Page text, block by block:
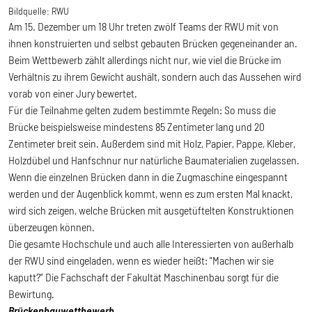
Bildquelle: RWU
Am 15. Dezember um 18 Uhr treten zwölf Teams der RWU mit von
ihnen konstruierten und selbst gebauten Brücken gegeneinander an.
Beim Wettbewerb zählt allerdings nicht nur, wie viel die Brücke im
Verhältnis zu ihrem Gewicht aushält, sondern auch das Aussehen wird
vorab von einer Jury bewertet.
Für die Teilnahme gelten zudem bestimmte Regeln: So muss die
Brücke beispielsweise mindestens 85 Zentimeter lang und 20
Zentimeter breit sein. Außerdem sind mit Holz, Papier, Pappe, Kleber,
Holzdübel und Hanfschnur nur natürliche Baumaterialien zugelassen.
Wenn die einzelnen Brücken dann in die Zugmaschine eingespannt
werden und der Augenblick kommt, wenn es zum ersten Mal knackt,
wird sich zeigen, welche Brücken mit ausgetüftelten Konstruktionen
überzeugen können.
Die gesamte Hochschule und auch alle Interessierten von außerhalb
der RWU sind eingeladen, wenn es wieder heißt: "Machen wir sie
kaputt?" Die Fachschaft der Fakultät Maschinenbau sorgt für die
Bewirtung.